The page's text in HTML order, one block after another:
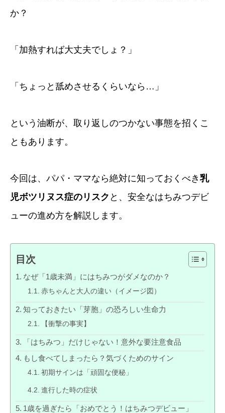
か？
「加熱すれば大丈夫でしょ？」
「ちょっと舐めさせるくらいなら…」
という油断が、取り返しのつかない事態を招くこ
ともあります。
今回は、パパ・ママなら絶対に知っておくべき 乳
児ボツリヌス症のリスク と、安全なはちみつデビ
ューの進め方を解説します。
目次
なぜ「1歳未満」にはちみつがダメなのか？
赤ちゃんと大人の違い（イメージ図）
知っておきたい「芽胞」の恐ろしい生命力
【衝撃の事実】
「はちみつ」だけじゃない！意外な要注意食品
もし食べてしまったら？気づくためのサイン
初期サインは「頑固な便秘」
進行した時の症状
1歳を過ぎたら「おめでとう！はちみつデビュー」